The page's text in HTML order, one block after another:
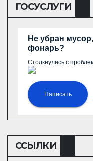
ГОСУСЛУГИ
Не убран
фонарь?
Столкнулись с
Написать
ССЫЛКИ